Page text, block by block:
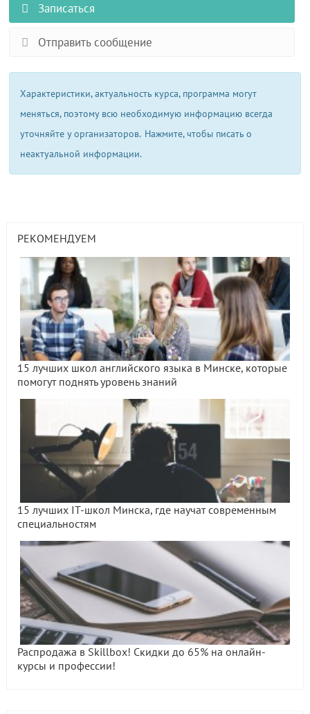
Записаться
Отправить сообщение
Характеристики, актуальность курса, программа могут
меняться, поэтому всю необходимую информацию всегда
уточняйте у организаторов. Нажмите, чтобы писать о
неактуальной информации.
РЕКОМЕНДУЕМ
15 лучших школ английского языка в Минске, которые
помогут поднять уровень знаний
15 лучших IT-школ Минска, где научат современным
специальностям
Распродажа в Skillbox! Скидки до 65% на онлайн-
курсы и профессии!